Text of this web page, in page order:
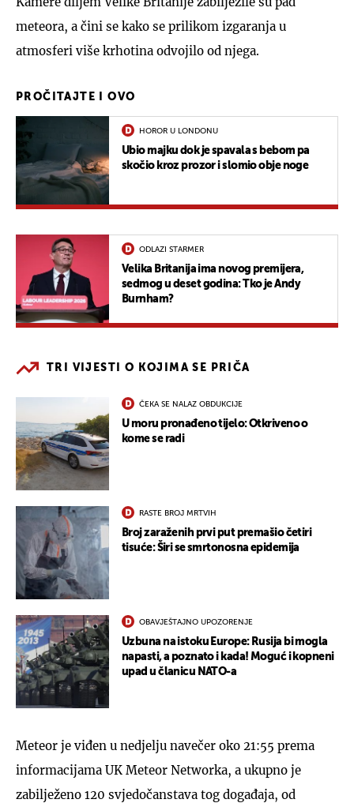
meteora, a čini se kako se prilikom izgaranja u
atmosferi više krhotina odvojilo od njega.
PROČITAJTE I OVO
HOROR U LONDONU
Ubio majku dok je spavala s bebom pa
skočio kroz prozor i slomio obje noge
ODLAZI STARMER
Velika Britanija ima novog premijera,
sedmog u deset godina: Tko je Andy
Burnham?
TRI VIJESTI O KOJIMA SE PRIČA
ČEKA SE NALAZ OBDUKCIJE
U moru pronađeno tijelo: Otkriveno o
kome se radi
RASTE BROJ MRTVIH
Broj zaraženih prvi put premašio četiri
tisuće: Širi se smrtonosna epidemija
OBAVJEŠTAJNO UPOZORENJE
Uzbuna na istoku Europe: Rusija bi mogla
napasti, a poznato i kada! Moguć i kopneni
upad u članicu NATO-a
Meteor je viđen u nedjelju navečer oko 21:55 prema
informacijama UK Meteor Networka, a ukupno je
zabilježeno 120 svjedočanstava tog događaja, od